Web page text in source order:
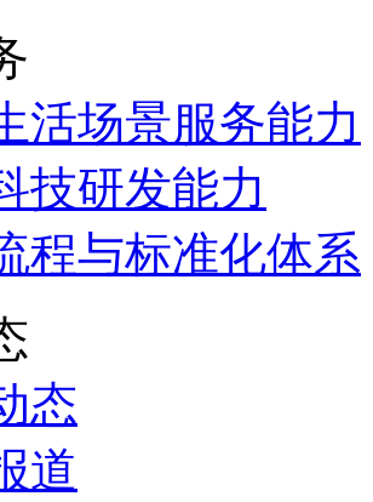
活场景服务能力
技研发能力
程与标准化体系
态
道